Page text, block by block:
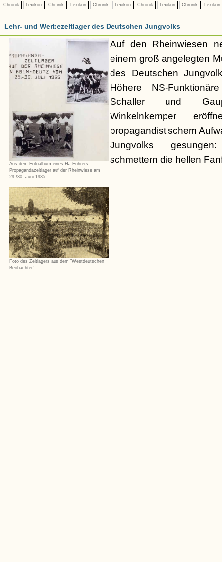
Chronik Lexikon Chronik Lexikon Chronik Lexikon Chronik Lexikon Chronik Lexikon
Lehr- und Werbezeltlager des Deutschen Jungvolks
Aus dem Fotoalbum eines HJ-Führers:
Propagandazeltlager auf der Rheinwiese am
29./30. Juni 1935
Foto des Zeltlagers aus dem "Westdeutschen
Beobachter"
Auf den Rheinwiesen
einem groß angelegten
des Deutschen
Höhere NS-
Schaller und
Winkelnkemper
propagandistischem
Jungvolks
schmettern die hellen